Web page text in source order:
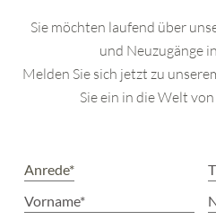
Sie möchten laufend über
und Neuzugänge
Melden Sie sich jetzt zu
Sie ein in die Welt